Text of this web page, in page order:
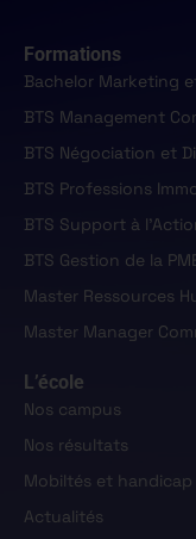
Formations
Bachelor Marketing
BTS Management
BTS Négociation et
BTS Professions
BTS Support à
BTS Gestion de la
Master Ressources
Master Manager
L’école
Nos campus
Nos résultats
Mobiltés et handicap
Actualités